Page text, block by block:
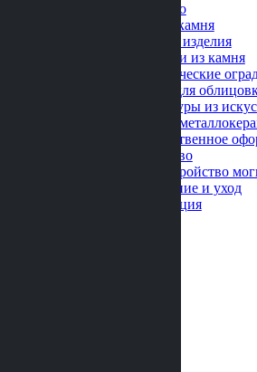
Дополнительно
Вазы из камня
Кованые изделия
Лампадки из камня
Металлические
Плитка для
Скульптуры из
Фото на
Художественное
Благоустройство
Благоустройство
Озеленение и уход
Реставрация